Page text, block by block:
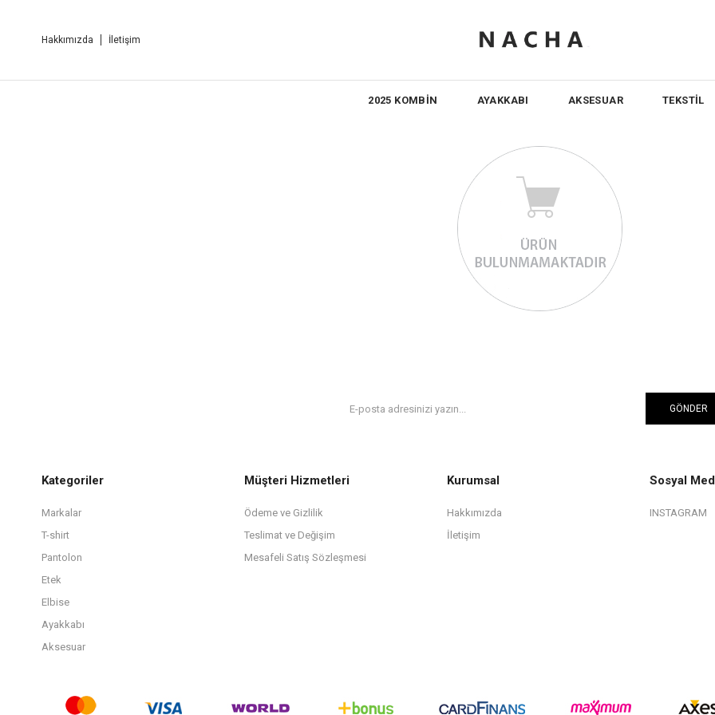
Hakkımızda İletişim
2025 KOMBİN AYAKKABI AKSESUAR TEKSTİL
GÖNDER
Kategoriler
Markalar
T-shirt
Pantolon
Etek
Elbise
Ayakkabı
Aksesuar
Müşteri Hizmetleri
Ödeme ve Gizlilik
Teslimat ve Değişim
Mesafeli Satış Sözleşmesi
Kurumsal
Hakkımızda
İletişim
Sosyal
INSTAGRAM